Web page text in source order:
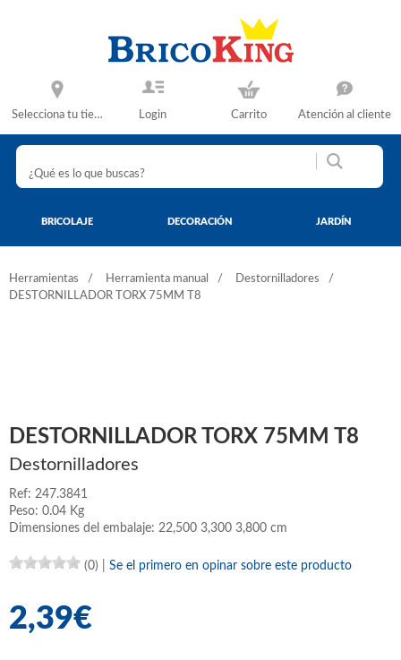
Selecciona tu tienda Login Carrito Atención al cliente
BRICOLAJE DECORACIÓN JARDÍN
Herramientas Herramienta manual
Destornilladores
DESTORNILLADOR TORX 75MM T8
DESTORNILLADOR TORX 75MM T8
Destornilladores
Ref: 247.3841
Peso: 0.04 Kg
Dimensiones del embalaje: 22,500 3,300 3,800 cm
(0) Se el primero en opinar sobre este producto
2,39€